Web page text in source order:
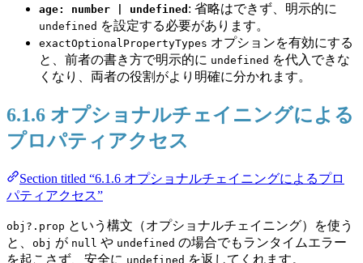
age: number | undefined : 省略はできず、明示的に
undefined を設定する必要があります。
exactOptionalPropertyTypes オプションを有効にする
と、前者の書き方で明示的に undefined を代入できな
くなり、両者の役割がより明確に分かれます。
6.1.6 オプショナルチェイニングによる
プロパティアクセス
Section titled “6.1.6 オプショナルチェイニングによるプロ
パティアクセス”
obj?.prop という構文（オプショナルチェイニング）を使う
と、 obj が null や undefined の場合でもランタイムエラー
を起こさず、安全に undefined を返してくれます。